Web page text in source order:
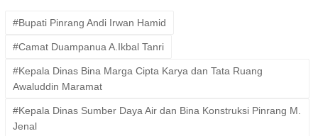
#Bupati Pinrang Andi Irwan Hamid
#Camat Duampanua A.Ikbal Tanri
#Kepala Dinas Bina Marga Cipta Karya dan Tata Ruang
Awaluddin Maramat
#Kepala Dinas Sumber Daya Air dan Bina Konstruksi Pinrang M.
Jenal